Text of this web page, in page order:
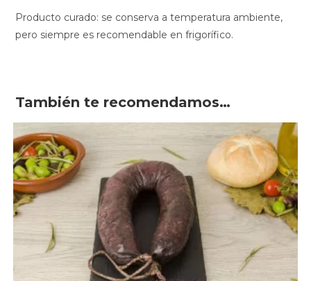
Producto curado: se conserva a temperatura ambiente,
pero siempre es recomendable en frigorífico.
También te recomendamos…